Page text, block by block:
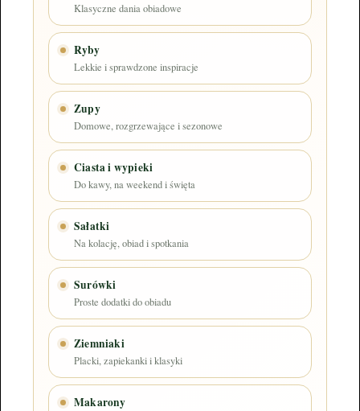
Klasyczne dania obiadowe
Ryby
Lekkie i sprawdzone inspiracje
Zupy
Domowe, rozgrzewające i sezonowe
Ciasta i wypieki
Do kawy, na weekend i święta
Sałatki
Na kolację, obiad i spotkania
Surówki
Proste dodatki do obiadu
Ziemniaki
Placki, zapiekanki i klasyki
Makarony